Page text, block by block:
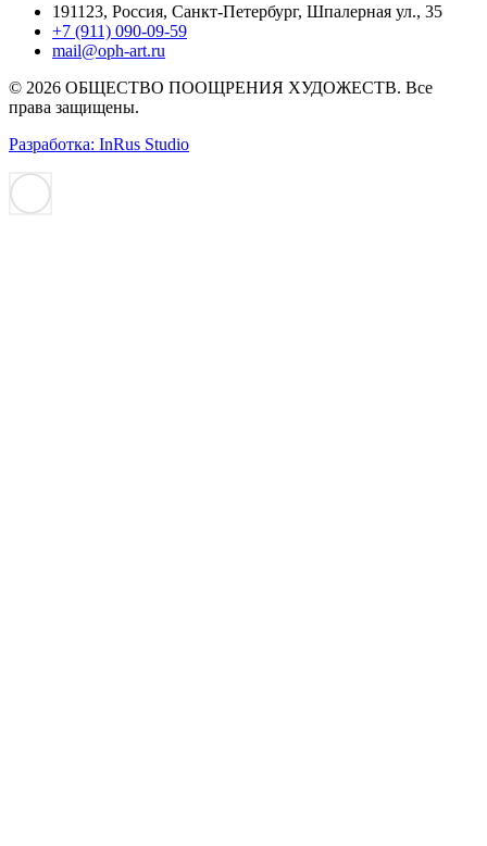
191123, Россия, Санкт-Петербург, Шпалерная ул., 35
+7 (911) 090-09-59
mail@oph-art.ru
© 2026 ОБЩЕСТВО ПООЩРЕНИЯ ХУДОЖЕСТВ. Все
права защищены.
Разработка: InRus Studio